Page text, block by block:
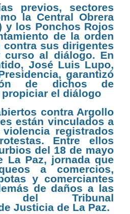
previos, sectores
la Central Obrera
y los Ponchos Rojos
de la orden
contra sus dirigentes
curso al diálogo. En
José Luis Lupo,
garantizó
de dichos de
el diálogo
contra Argollo
están vinculados a
registrados
Entre ellos
del 18 de mayo
La Paz, jornada que
a comercios,
y comerciantes
de daños a las
del Tribunal
Justicia de La Paz.